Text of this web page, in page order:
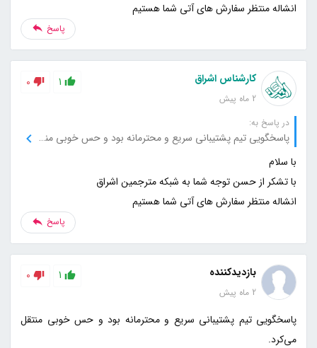
انشاله منتظر سفارش های آتی شما هستیم
پاسخ
کارشناس اشراق
2 ماه پیش
1
0
در پاسخ به:
پاسخگویی تیم پشتیبانی سریع و محترمانه بود و حس خوبی منتقل می‌کرد.
انشاله منتظر سفارش های آتی شما هستیم
پاسخ
بازدیدکننده
2 ماه پیش
1
0
پاسخگویی تیم پشتیبانی سریع و محترمانه بود و حس خوبی منتقل
می‌کرد.